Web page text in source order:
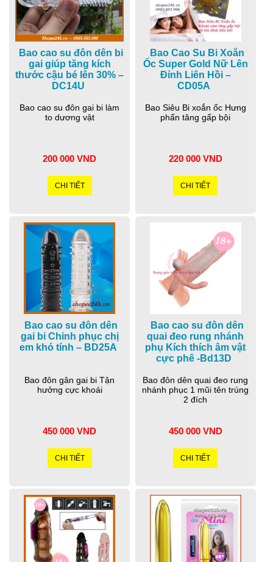
Bao cao su đôn dên bi
gai giúp tăng kích
thước cậu bé lên 30% –
DC14U
Bao cao su đôn gai bi làm
to dương vật
200 000 VND
CHI TIẾT
Bao Cao Su Bi Xoắn
Ốc Super Gold Nữ Lên
Đỉnh Liên Hồi –
CD05A
Bao Siêu Bi xoắn ốc Hưng
phấn tăng gấp bội
220 000 VND
CHI TIẾT
Bao cao su đôn dên
gai bi Chinh phục chị
em khó tính – BD25A
Bao đôn gân gai bi Tận
hưởng cực khoái
450 000 VND
CHI TIẾT
Bao cao su đôn dên
quai đeo rung nhánh
phụ Kích thích âm vật
cực phê -Bd13D
Bao đôn dên quai đeo rung
nhánh phục 1 mũi tên trúng
2 đích
450 000 VND
CHI TIẾT